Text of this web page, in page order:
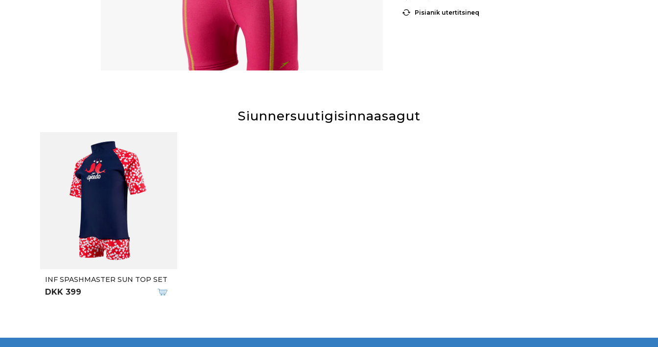
Pisianik utertitsineq
Siunnersuutigisinnaasagut
INF SPASHMASTER SUN TOP SET
DKK 399